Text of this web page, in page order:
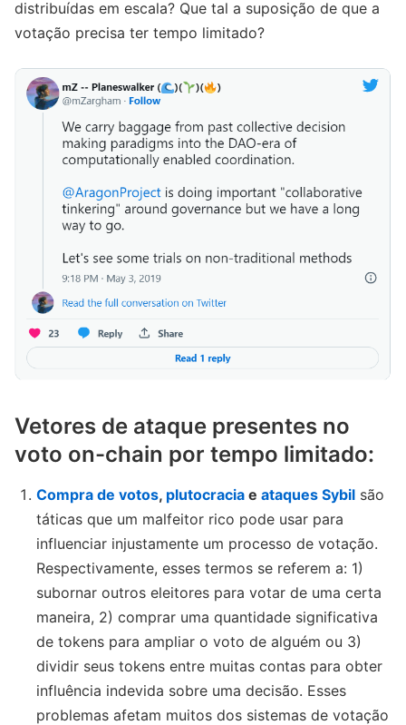
distribuídas em escala? Que tal a suposição de que a
votação precisa ter tempo limitado?
Vetores de ataque presentes no
voto on-chain por tempo limitado:
Compra de votos, plutocracia e ataques Sybil são
táticas que um malfeitor rico pode usar para
influenciar injustamente um processo de votação.
Respectivamente, esses termos se referem a: 1)
subornar outros eleitores para votar de uma certa
maneira, 2) comprar uma quantidade significativa
de tokens para ampliar o voto de alguém ou 3)
dividir seus tokens entre muitas contas para obter
influência indevida sobre uma decisão. Esses
problemas afetam muitos dos sistemas de votação